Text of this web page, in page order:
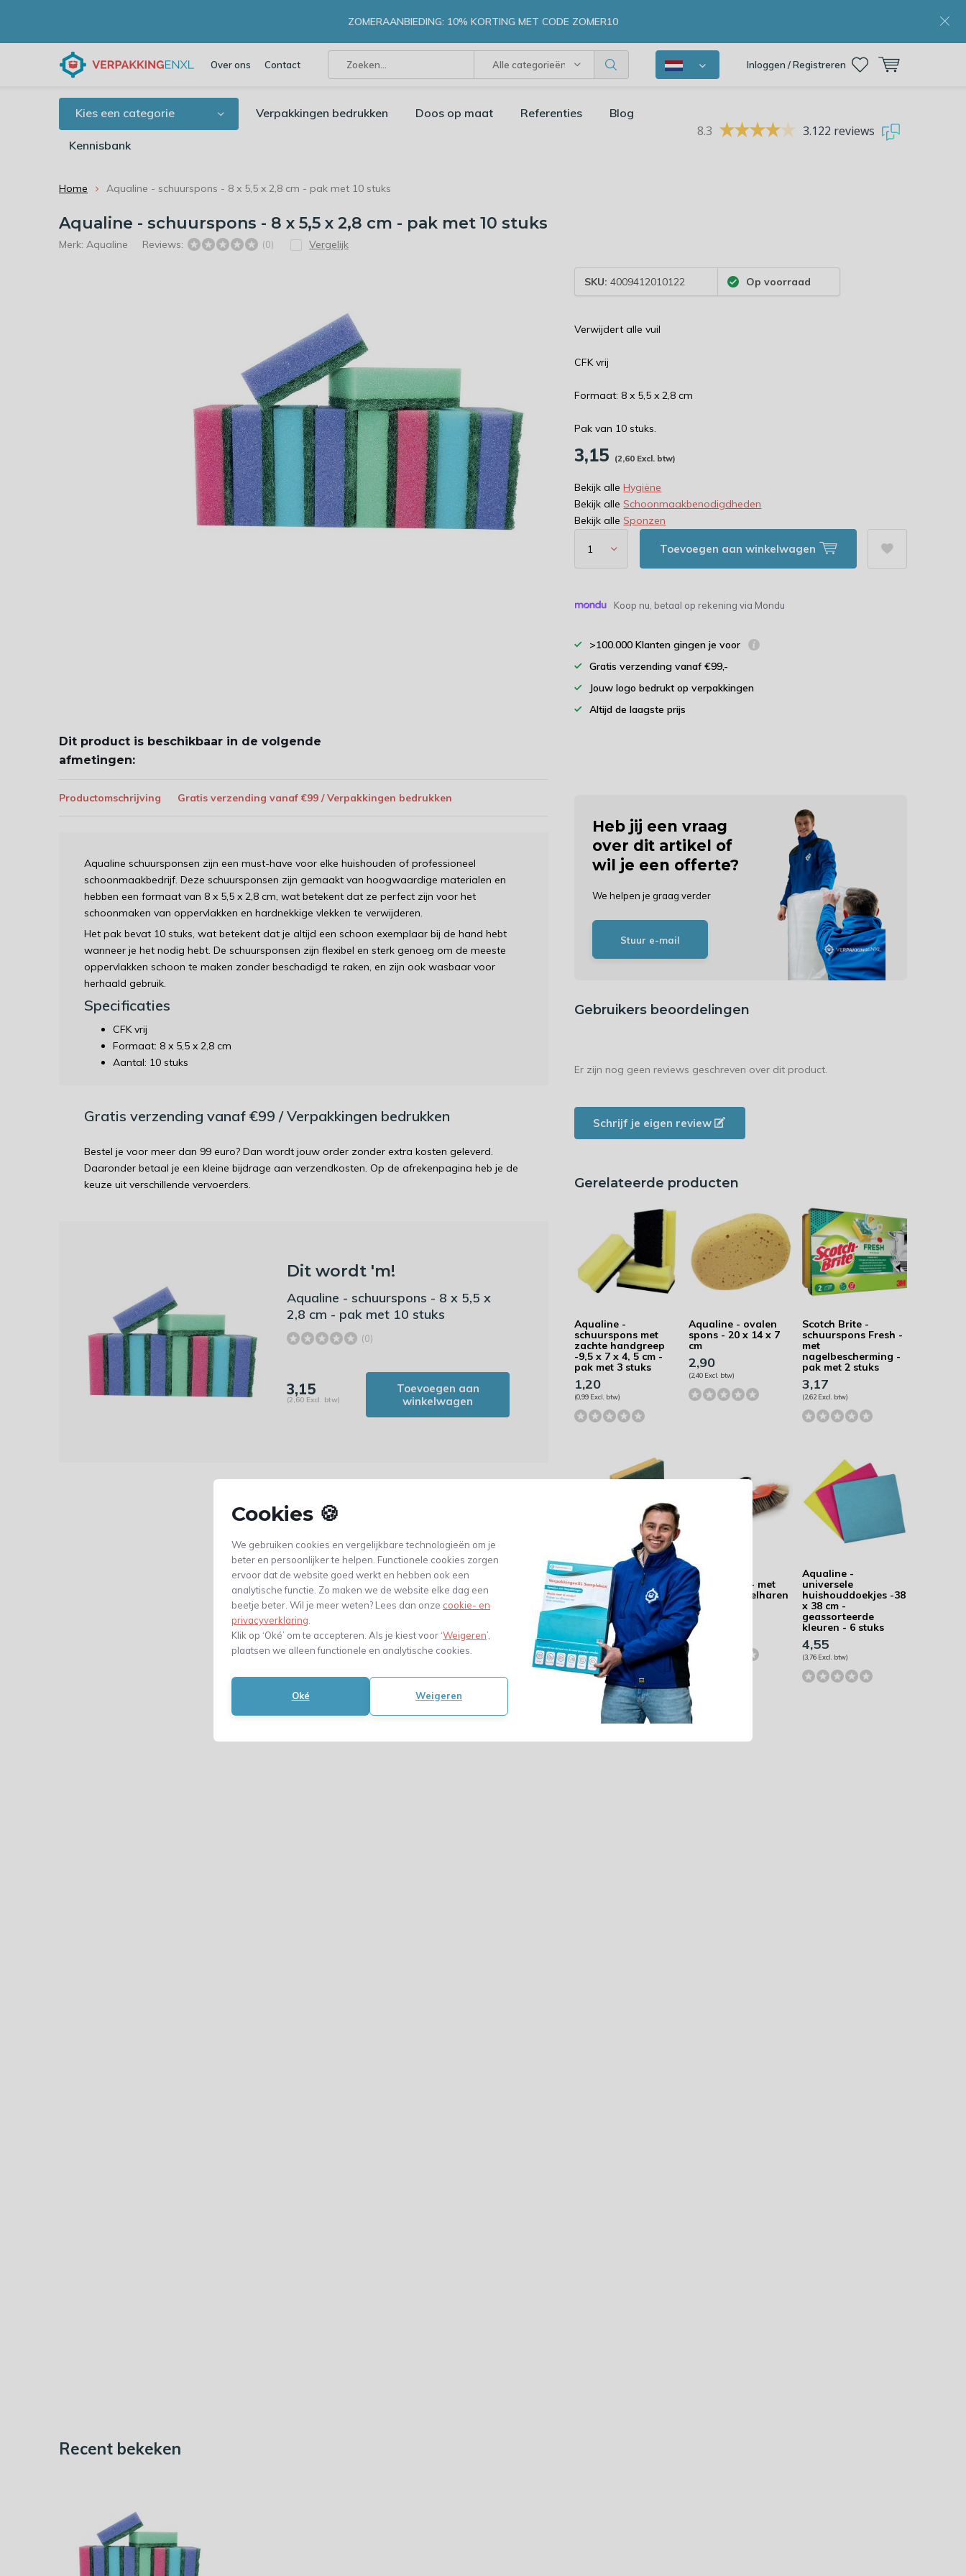
Cookies 🍪
We gebruiken cookies en vergelijkbare technologieën om je
beter en persoonlijker te helpen. Functionele cookies zorgen
ervoor dat de website goed werkt en hebben ook een
analytische functie. Zo maken we de website elke dag een
beetje beter. Wil je meer weten? Lees dan onze cookie- en
privacyverklaring
Klik op ‘Oké’ om te accepteren. Als je kiest voor ‘Weigeren’,
plaatsen we alleen functionele en analytische cookies.
Oké Weigeren
Over ons Contact Alle categorieën Inloggen / Registreren
ZOMERAANBIEDING: 10% KORTING MET CODE ZOMER10
Kies een categorie Verpakkingen bedrukken Doos op maat Referenties Blog
Kennisbank
8.3 3.122 reviews
Home Aqualine - schuurspons - 8 x 5,5 x 2,8 cm - pak met 10 stuks
Aqualine - schuurspons - 8 x 5,5 x 2,8 cm - pak met 10 stuks
Merk: Aqualine Reviews: (0) Vergelijk
SKU: 4009412010122 Op voorraad
Verwijdert alle vuil
CFK vrij
Formaat: 8 x 5,5 x 2,8 cm
Pak van 10 stuks.
3,15 (2,60 Excl. btw)
Bekijk alle Hygiëne
Bekijk alle Schoonmaakbenodigdheden
Bekijk alle Sponzen
Toevoegen aan winkelwagen
Koop nu, betaal op rekening via Mondu
>100.000 Klanten gingen je voor
Gratis verzending vanaf €99,-
Jouw logo bedrukt op verpakkingen
Altijd de laagste prijs
Dit product is beschikbaar in de volgende
afmetingen:
Productomschrijving Gratis verzending vanaf €99 / Verpakkingen bedrukken
Aqualine schuursponsen zijn een must-have voor elke huishouden of professioneel
schoonmaakbedrijf. Deze schuursponsen zijn gemaakt van hoogwaardige materialen en
hebben een formaat van 8 x 5,5 x 2,8 cm, wat betekent dat ze perfect zijn voor het
schoonmaken van oppervlakken en hardnekkige vlekken te verwijderen.
Het pak bevat 10 stuks, wat betekent dat je altijd een schoon exemplaar bij de hand hebt
wanneer je het nodig hebt. De schuursponsen zijn flexibel en sterk genoeg om de meeste
oppervlakken schoon te maken zonder beschadigd te raken, en zijn ook wasbaar voor
herhaald gebruik.
Specificaties
CFK vrij
Formaat: 8 x 5,5 x 2,8 cm
Aantal: 10 stuks
Gratis verzending vanaf €99 / Verpakkingen bedrukken
Bestel je voor meer dan 99 euro? Dan wordt jouw order zonder extra kosten geleverd.
Daaronder betaal je een kleine bijdrage aan verzendkosten. Op de afrekenpagina heb je de
keuze uit verschillende vervoerders.
Dit wordt 'm!
Aqualine - schuurspons - 8 x 5,5 x
2,8 cm - pak met 10 stuks
(0)
3,15
(2,60 Excl. btw)
Toevoegen aan
winkelwagen
Heb jij een vraag
over dit artikel of
wil je een offerte?
We helpen je graag verder
Stuur e-mail
Gebruikers beoordelingen
Er zijn nog geen reviews geschreven over dit product.
Schrijf je eigen review
Gerelateerde producten
Aqualine -
schuurspons met
zachte handgreep
-9,5 x 7 x 4, 5 cm -
pak met 3 stuks
1,20
(0,99 Excl. btw)
Aqualine - ovalen
spons - 20 x 14 x 7
cm
2,90
(2,40 Excl. btw)
Scotch Brite -
schuurspons Fresh -
met
nagelbescherming -
pak met 2 stuks
3,17
(2,62 Excl. btw)
Vileda -
schuurspons - Glitzi
- 10 stuks
22,76
(18,81 Excl. btw)
Aqualine -
kamerveger - met
zachte borstelharen
in zijde
23,40
(19,34 Excl. btw)
Aqualine -
universele
huishouddoekjes -38
x 38 cm -
geassorteerde
kleuren - 6 stuks
4,55
(3,76 Excl. btw)
Recent bekeken